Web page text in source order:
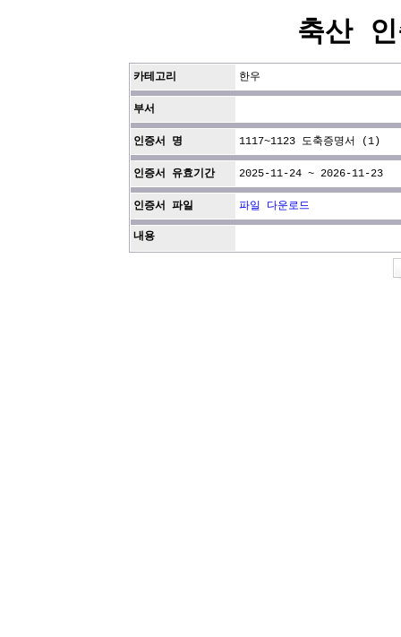
축산
카테고리 한우
부서
인증서 명 1117~1123 도축증명서 (1)
인증서 유효기간 2025-11-24 ~ 2026-11-23
인증서 파일 파일 다운로드
내용